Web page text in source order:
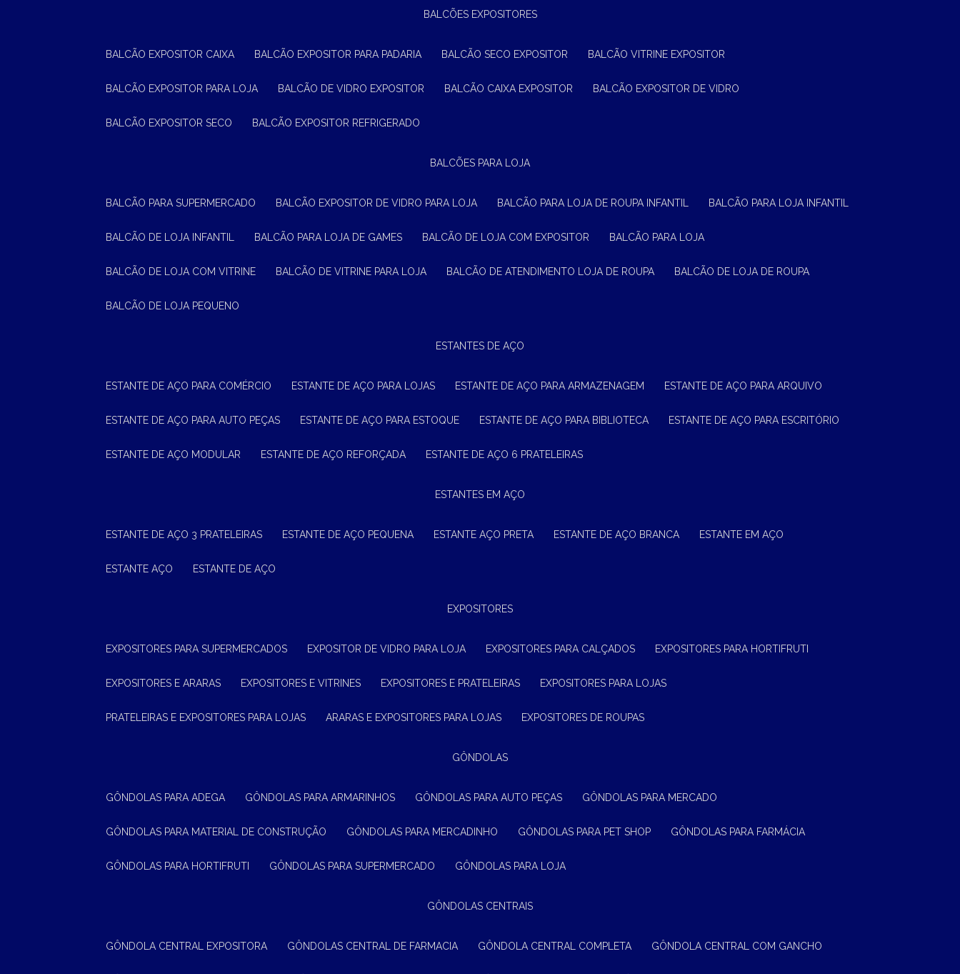
BALCÕES EXPOSITORES
BALCÃO EXPOSITOR CAIXA BALCÃO EXPOSITOR PARA PADARIA BALCÃO SECO EXPOSITOR BALCÃO VITRINE EXPOSITOR
BALCÃO EXPOSITOR PARA LOJA BALCÃO DE VIDRO EXPOSITOR BALCÃO CAIXA EXPOSITOR BALCÃO EXPOSITOR DE VIDRO
BALCÃO EXPOSITOR SECO BALCÃO EXPOSITOR REFRIGERADO
BALCÕES PARA LOJA
BALCÃO PARA SUPERMERCADO BALCÃO EXPOSITOR DE VIDRO PARA LOJA BALCÃO PARA LOJA DE ROUPA INFANTIL BALCÃO PARA LOJA INFANTIL
BALCÃO DE LOJA INFANTIL BALCÃO PARA LOJA DE GAMES BALCÃO DE LOJA COM EXPOSITOR BALCÃO PARA LOJA
BALCÃO DE LOJA COM VITRINE BALCÃO DE VITRINE PARA LOJA BALCÃO DE ATENDIMENTO LOJA DE ROUPA BALCÃO DE LOJA DE ROUPA
BALCÃO DE LOJA PEQUENO
ESTANTES DE AÇO
ESTANTE DE AÇO PARA COMÉRCIO ESTANTE DE AÇO PARA LOJAS ESTANTE DE AÇO PARA ARMAZENAGEM ESTANTE DE AÇO PARA ARQUIVO
ESTANTE DE AÇO PARA AUTO PEÇAS ESTANTE DE AÇO PARA ESTOQUE ESTANTE DE AÇO PARA BIBLIOTECA ESTANTE DE AÇO PARA ESCRITÓRIO
ESTANTE DE AÇO MODULAR ESTANTE DE AÇO REFORÇADA ESTANTE DE AÇO 6 PRATELEIRAS
ESTANTES EM AÇO
ESTANTE DE AÇO 3 PRATELEIRAS ESTANTE DE AÇO PEQUENA ESTANTE AÇO PRETA ESTANTE DE AÇO BRANCA ESTANTE EM AÇO
ESTANTE AÇO ESTANTE DE AÇO
EXPOSITORES
EXPOSITORES PARA SUPERMERCADOS EXPOSITOR DE VIDRO PARA LOJA EXPOSITORES PARA CALÇADOS EXPOSITORES PARA HORTIFRUTI
EXPOSITORES E ARARAS EXPOSITORES E VITRINES EXPOSITORES E PRATELEIRAS EXPOSITORES PARA LOJAS
PRATELEIRAS E EXPOSITORES PARA LOJAS ARARAS E EXPOSITORES PARA LOJAS EXPOSITORES DE ROUPAS
GÔNDOLAS
GÔNDOLAS PARA ADEGA GÔNDOLAS PARA ARMARINHOS GÔNDOLAS PARA AUTO PEÇAS GÔNDOLAS PARA MERCADO
GÔNDOLAS PARA MATERIAL DE CONSTRUÇÃO GÔNDOLAS PARA MERCADINHO GÔNDOLAS PARA PET SHOP GÔNDOLAS PARA FARMÁCIA
GÔNDOLAS PARA HORTIFRUTI GÔNDOLAS PARA SUPERMERCADO GÔNDOLAS PARA LOJA
GÔNDOLAS CENTRAIS
GÔNDOLA CENTRAL EXPOSITORA GÔNDOLAS CENTRAL DE FARMACIA GÔNDOLA CENTRAL COMPLETA GÔNDOLA CENTRAL COM GANCHO